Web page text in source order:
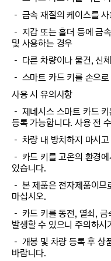
－ 금속 재질의 케이스를
－ 지갑 또는 홀더 등에 금
및 사용하는 경우
－ 다른 차량이나 물건, 신
－ 스마트 카드 키를 손으
사용 시 유의사항
－ 제네시스 스마트 카드
등록 가능합니다. 사용 전
－ 차량 내 방치하지 마시
－ 카드 키를 고온의 환경
있습니다.
－ 본 제품은 전자제품이
마십시오.
－ 카드 키를 동전, 열쇠,
발생할 수 있으니 주의하시
－ 개봉 및 차량 등록 후 상
바랍니다.